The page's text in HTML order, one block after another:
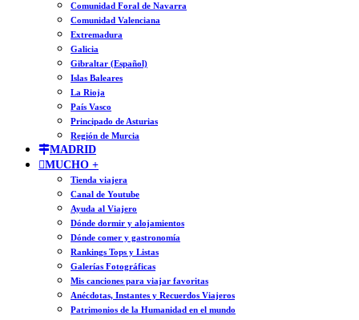
Comunidad Foral de Navarra
Comunidad Valenciana
Extremadura
Galicia
Gibraltar (Español)
Islas Baleares
La Rioja
País Vasco
Principado de Asturias
Región de Murcia
MADRID
MUCHO +
Tienda viajera
Canal de Youtube
Ayuda al Viajero
Dónde dormir y alojamientos
Dónde comer y gastronomía
Rankings Tops y Listas
Galerías Fotográficas
Mis canciones para viajar favoritas
Anécdotas, Instantes y Recuerdos Viajeros
Patrimonios de la Humanidad en el mundo